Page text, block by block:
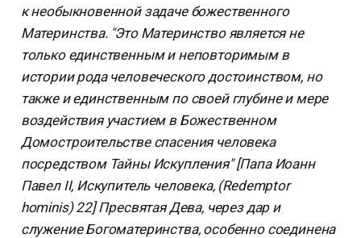
к необыкновенной задаче божественного
Материнства. "Это Материнство является не
только единственным и неповторимым в
истории рода человеческого достоинством, но
также и единственным по своей глубине и мере
воздействия участием в Божественном
Домостроительстве спасения человека
посредством Тайны Искупления" [Папа Иоанн
Павел II, Искупитель человека, (Redemptor
hominis) 22] Пресвятая Дева, через дар и
служение Богоматеринства, особенно соединена